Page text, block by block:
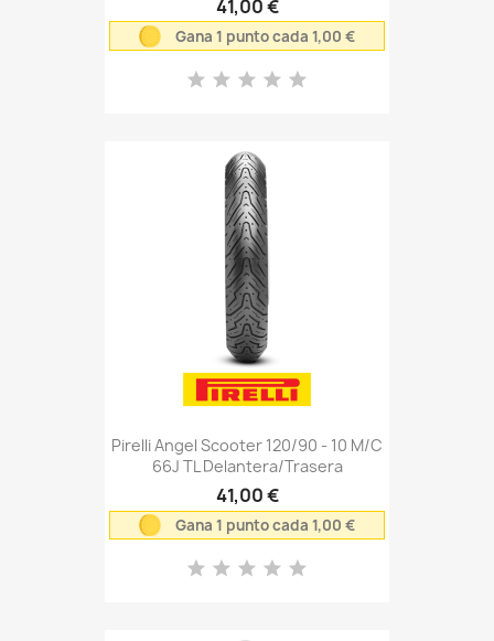
41,00 €
Gana 1 punto cada 1,00 €
Pirelli Angel Scooter 120/90 - 10 M/C
66J TL Delantera/Trasera
41,00 €
Gana 1 punto cada 1,00 €